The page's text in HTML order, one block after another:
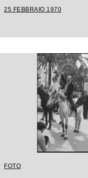
25 FEBBRAIO 1970
FOTO